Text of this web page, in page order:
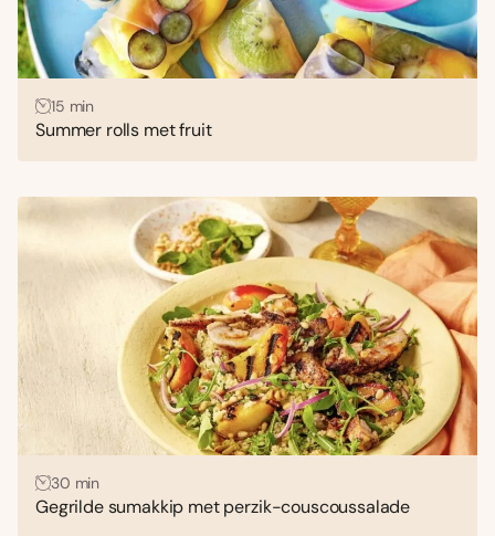
15 min
Summer rolls met fruit
30 min
Gegrilde sumakkip met perzik-couscoussalade